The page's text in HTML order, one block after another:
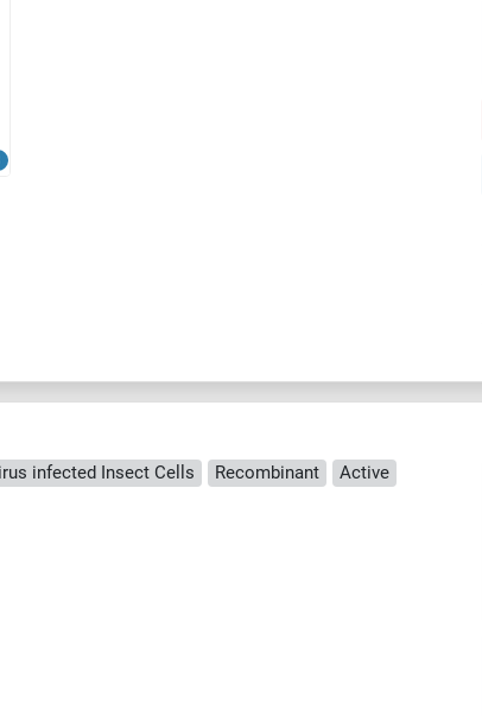
infected Insect Cells Recombinant Active